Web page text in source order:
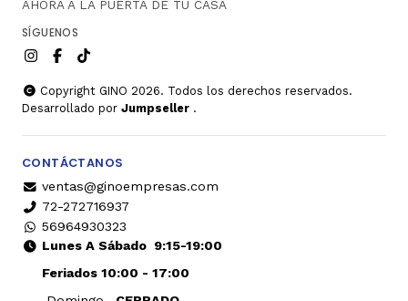
AHORA A LA PUERTA DE TU CASA
SÍGUENOS
Copyright GINO 2026. Todos los derechos reservados.
Desarrollado por Jumpseller .
CONTÁCTANOS
ventas@ginoempresas.com
72-272716937
56964930323
Lunes A Sábado9:15-19:00
Feriados 10:00 - 17:00